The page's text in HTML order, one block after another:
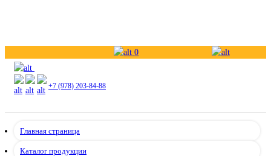
0
+7 (978) 203-84-88
Главная страница
Каталог продукции